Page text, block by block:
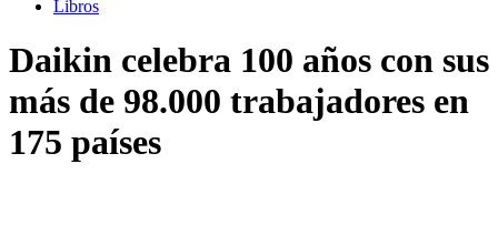
Libros
Daikin celebra 100 años con sus
más de 98.000 trabajadores en
175 países